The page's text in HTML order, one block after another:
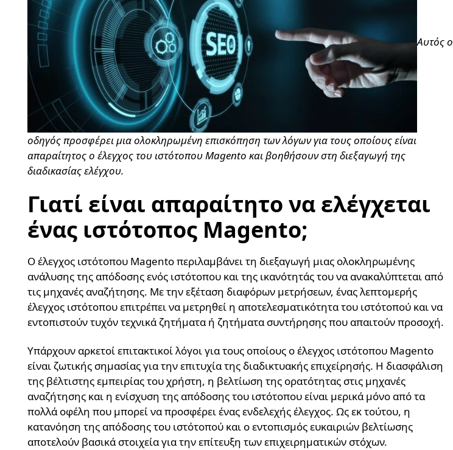
Αυτός ο
οδηγός προσφέρει μια ολοκληρωμένη επισκόπηση των λόγων για τους οποίους είναι
απαραίτητος ο έλεγχος του ιστότοπου Magento και βοηθήσουν στη διεξαγωγή της
διαδικασίας ελέγχου.
Γιατί είναι απαραίτητο να ελέγχεται
ένας ιστότοπος Magento;
Ο έλεγχος ιστότοπου Magento περιλαμβάνει τη διεξαγωγή μιας ολοκληρωμένης
ανάλυσης της απόδοσης ενός ιστότοπου και της ικανότητάς του να ανακαλύπτεται από
τις μηχανές αναζήτησης. Με την εξέταση διαφόρων μετρήσεων, ένας λεπτομερής
έλεγχος ιστότοπου επιτρέπει να μετρηθεί η αποτελεσματικότητα του ιστότοπού και να
εντοπιστούν τυχόν τεχνικά ζητήματα ή ζητήματα συντήρησης που απαιτούν προσοχή.
Υπάρχουν αρκετοί επιτακτικοί λόγοι για τους οποίους ο έλεγχος ιστότοπου Magento
είναι ζωτικής σημασίας για την επιτυχία της διαδικτυακής επιχείρησής. Η διασφάλιση
της βέλτιστης εμπειρίας του χρήστη, η βελτίωση της ορατότητας στις μηχανές
αναζήτησης και η ενίσχυση της απόδοσης του ιστότοπου είναι μερικά μόνο από τα
πολλά οφέλη που μπορεί να προσφέρει ένας ενδελεχής έλεγχος. Ως εκ τούτου, η
κατανόηση της απόδοσης του ιστότοπού και ο εντοπισμός ευκαιριών βελτίωσης
αποτελούν βασικά στοιχεία για την επίτευξη των επιχειρηματικών στόχων.